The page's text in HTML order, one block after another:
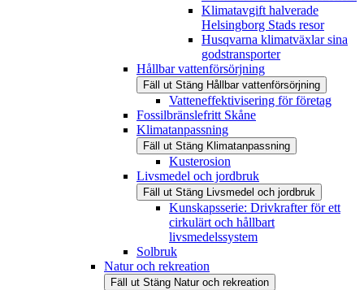
Klimatavgift halverade
Helsingborg Stads resor
Husqvarna klimatväxlar sina
godstransporter
Hållbar vattenförsörjning
Fäll ut Stäng Hållbar vattenförsörjning
Vatteneffektivisering för företag
Fossilbränslefritt Skåne
Klimatanpassning
Fäll ut Stäng Klimatanpassning
Kusterosion
Livsmedel och jordbruk
Fäll ut Stäng Livsmedel och jordbruk
Kunskapsserie: Drivkrafter för ett
cirkulärt och hållbart
livsmedelssystem
Solbruk
Natur och rekreation
Fäll ut Stäng Natur och rekreation